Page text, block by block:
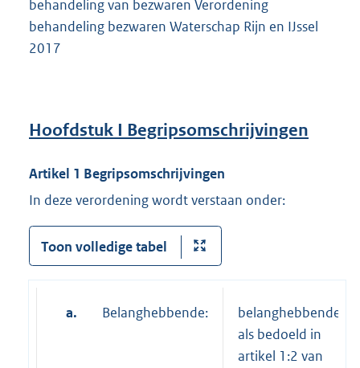
behandeling van bezwaren Verordening
behandeling bezwaren Waterschap Rijn en IJssel
2017
Hoofdstuk I Begripsomschrijvingen
Artikel 1 Begripsomschrijvingen
In deze verordening wordt verstaan onder:
Toon volledige tabel
a. Belanghebbende:
belanghebbende
als bedoeld in
artikel 1:2 van